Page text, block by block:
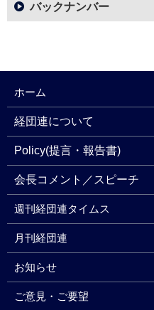
バックナンバー
ホーム
経団連について
Policy(提言・報告書)
会長コメント／スピーチ
週刊経団連タイムス
月刊経団連
お知らせ
ご意見・ご要望